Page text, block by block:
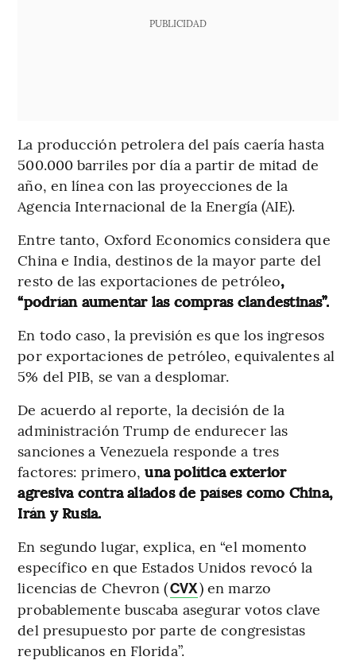
PUBLICIDAD
La producción petrolera del país caería hasta
500.000 barriles por día a partir de mitad de
año, en línea con las proyecciones de la
Agencia Internacional de la Energía (AIE).
Entre tanto, Oxford Economics considera que
China e India, destinos de la mayor parte del
resto de las exportaciones de petróleo,
“podrían aumentar las compras clandestinas”.
En todo caso, la previsión es que los ingresos
por exportaciones de petróleo, equivalentes al
5% del PIB, se van a desplomar.
De acuerdo al reporte, la decisión de la
administración Trump de endurecer las
sanciones a Venezuela responde a tres
factores: primero,una política exterior
agresiva contra aliados de países como China,
Irán y Rusia.
En segundo lugar, explica, en “el momento
específico en que Estados Unidos revocó la
licencias de Chevron (CVX) en marzo
probablemente buscaba asegurar votos clave
del presupuesto por parte de congresistas
republicanos en Florida”.